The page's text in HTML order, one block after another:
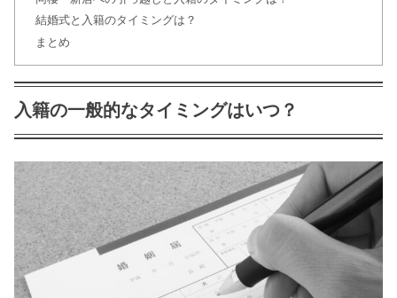
【ジャンル別】結婚挨拶の手土産おす
すめ30選！渡し方やのしマナーも解説
る５つの選び方は？
入籍後の住民票！別居が続く場合はそ
のままでもいいの？
結婚式と入籍のタイミングは？
まとめ
入籍の一般的なタイミングはいつ？